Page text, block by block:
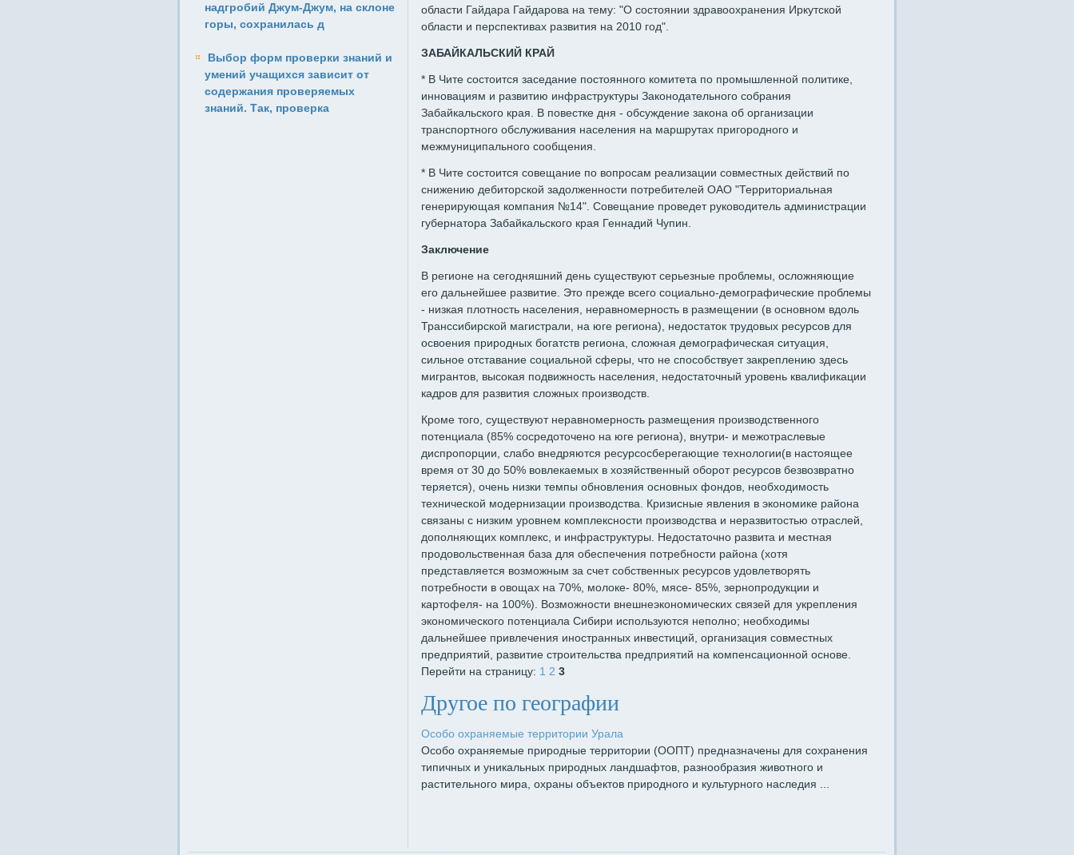
надгробий Джум-Джум, на склоне
горы, сохранилась д
Выбор форм проверки знаний и
умений учащихся зависит от
содержания проверяемых
знаний. Так, проверка
области Гайдара Гайдарова на тему: "О состоянии здравоохранения Иркутской
области и перспективах развития на 2010 год".
ЗАБАЙКАЛЬСКИЙ КРАЙ
* В Чите состоится заседание постоянного комитета по промышленной политике,
инновациям и развитию инфраструктуры Законодательного собрания
Забайкальского края. В повестке дня - обсуждение закона об организации
транспортного обслуживания населения на маршрутах пригородного и
межмуниципального сообщения.
* В Чите состоится совещание по вопросам реализации совместных действий по
снижению дебиторской задолженности потребителей ОАО "Территориальная
генерирующая компания №14". Совещание проведет руководитель администрации
губернатора Забайкальского края Геннадий Чупин.
Заключение
В регионе на сегодняшний день существуют серьезные проблемы, осложняющие
его дальнейшее развитие. Это прежде всего социально-демографические проблемы
- низкая плотность населения, неравномерность в размещении (в основном вдоль
Транссибирской магистрали, на юге региона), недостаток трудовых ресурсов для
освоения природных богатств региона, сложная демографическая ситуация,
сильное отставание социальной сферы, что не способствует закреплению здесь
мигрантов, высокая подвижность населения, недостаточный уровень квалификации
кадров для развития сложных производств.
Кроме того, существуют неравномерность размещения производственного
потенциала (85% сосредоточено на юге региона), внутри- и межотраслевые
диспропорции, слабо внедряются ресурсосберегающие технологии(в настоящее
время от 30 до 50% вовлекаемых в хозяйственный оборот ресурсов безвозвратно
теряется), очень низки темпы обновления основных фондов, необходимость
технической модернизации производства. Кризисные явления в экономике района
связаны с низким уровнем комплексности производства и неразвитостью отраслей,
дополняющих комплекс, и инфраструктуры. Недостаточно развита и местная
продовольственная база для обеспечения потребности района (хотя
представляется возможным за счет собственных ресурсов удовлетворять
потребности в овощах на 70%, молоке- 80%, мясе- 85%, зернопродукции и
картофеля- на 100%). Возможности внешнеэкономических связей для укрепления
экономического потенциала Сибири используются неполно; необходимы
дальнейшее привлечения иностранных инвестиций, организация совместных
предприятий, развитие строительства предприятий на компенсационной основе.
Перейти на страницу: 1 2 3
Другое по географии
Особо охраняемые территории Урала
Особо охраняемые природные территории (ООПТ) предназначены для сохранения
типичных и уникальных природных ландшафтов, разнообразия животного и
растительного мира, охраны объектов природного и культурного наследия ...